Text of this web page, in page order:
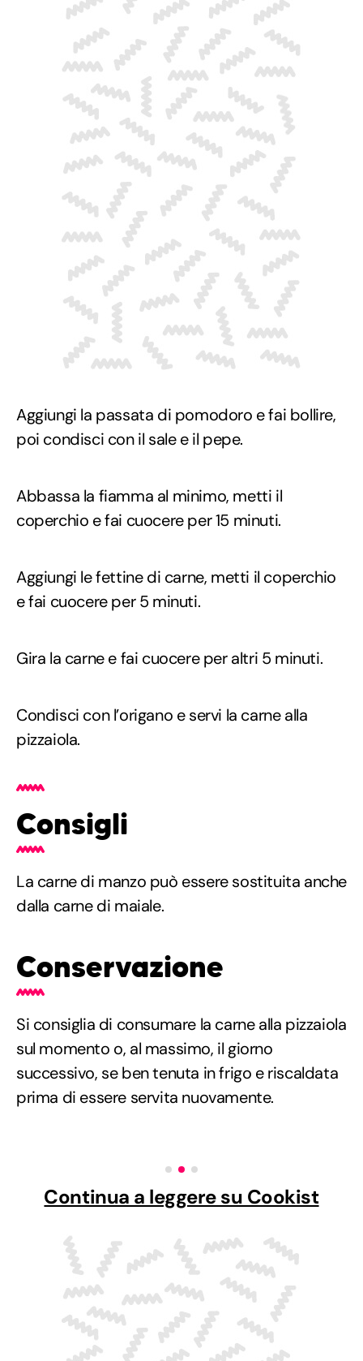
Aggiungi la passata di pomodoro e fai bollire,
poi condisci con il sale e il pepe.
Abbassa la fiamma al minimo, metti il
coperchio e fai cuocere per 15 minuti.
Aggiungi le fettine di carne, metti il coperchio
e fai cuocere per 5 minuti.
Gira la carne e fai cuocere per altri 5 minuti.
Condisci con l’origano e servi la carne alla
pizzaiola.
Consigli
La carne di manzo può essere sostituita anche
dalla carne di maiale.
Conservazione
Si consiglia di consumare la carne alla pizzaiola
sul momento o, al massimo, il giorno
successivo, se ben tenuta in frigo e riscaldata
prima di essere servita nuovamente.
Continua a leggere su Cookist